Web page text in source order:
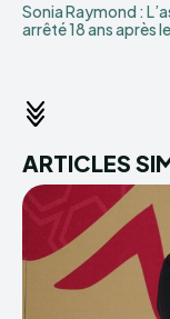
Sonia Raymond :
arrêté 18 ans après
ARTICLES